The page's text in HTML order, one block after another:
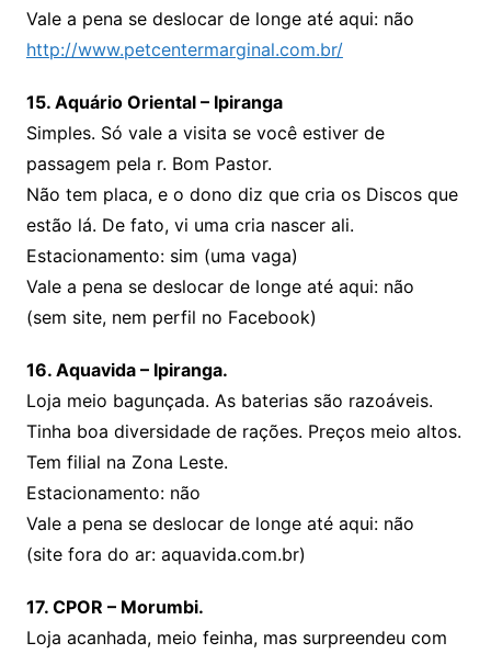
Vale a pena se deslocar de longe até aqui: não
http://www.petcentermarginal.com.br/
15. Aquário Oriental – Ipiranga
Simples. Só vale a visita se você estiver de
passagem pela r. Bom Pastor.
Não tem placa, e o dono diz que cria os Discos que
estão lá. De fato, vi uma cria nascer ali.
Estacionamento: sim (uma vaga)
Vale a pena se deslocar de longe até aqui: não
(sem site, nem perfil no Facebook)
16. Aquavida – Ipiranga.
Loja meio bagunçada. As baterias são razoáveis.
Tinha boa diversidade de rações. Preços meio altos.
Tem filial na Zona Leste.
Estacionamento: não
Vale a pena se deslocar de longe até aqui: não
(site fora do ar: aquavida.com.br)
17. CPOR – Morumbi.
Loja acanhada, meio feinha, mas surpreendeu com